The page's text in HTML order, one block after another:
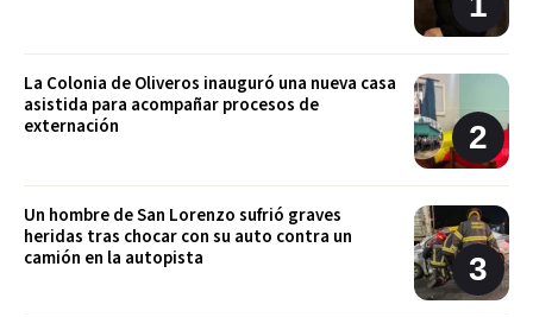
La Colonia de Oliveros inauguró una nueva casa
asistida para acompañar procesos de
externación
Un hombre de San Lorenzo sufrió graves
heridas tras chocar con su auto contra un
camión en la autopista